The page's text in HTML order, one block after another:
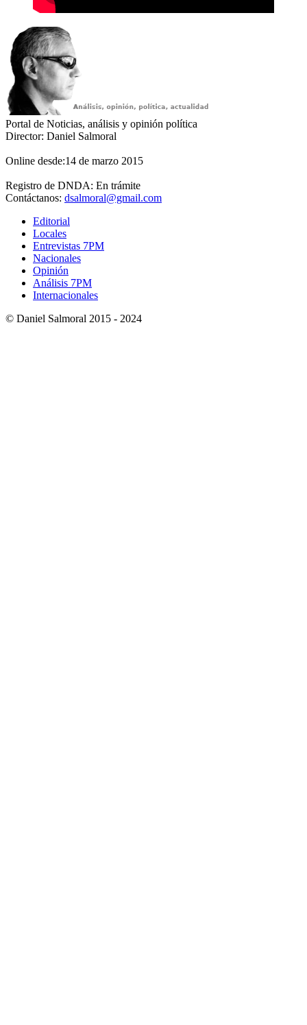
Portal de Noticias, análisis y opinión política
Director: Daniel Salmoral
Online desde:14 de marzo 2015
Registro de DNDA: En trámite
Contáctanos: dsalmoral@gmail.com
Editorial
Locales
Entrevistas 7PM
Nacionales
Opinión
Análisis 7PM
Internacionales
© Daniel Salmoral 2015 - 2024